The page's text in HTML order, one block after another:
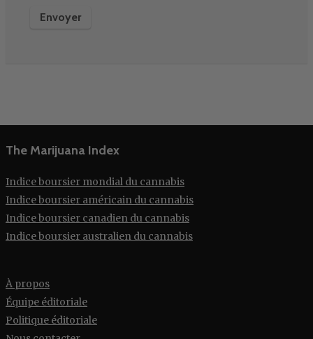
The Marijuana Index
Indice boursier mondial du cannabis
Indice boursier américain du cannabis
Indice boursier canadien du cannabis
Indice boursier australien du cannabis
À propos
Équipe éditoriale
Politique éditoriale